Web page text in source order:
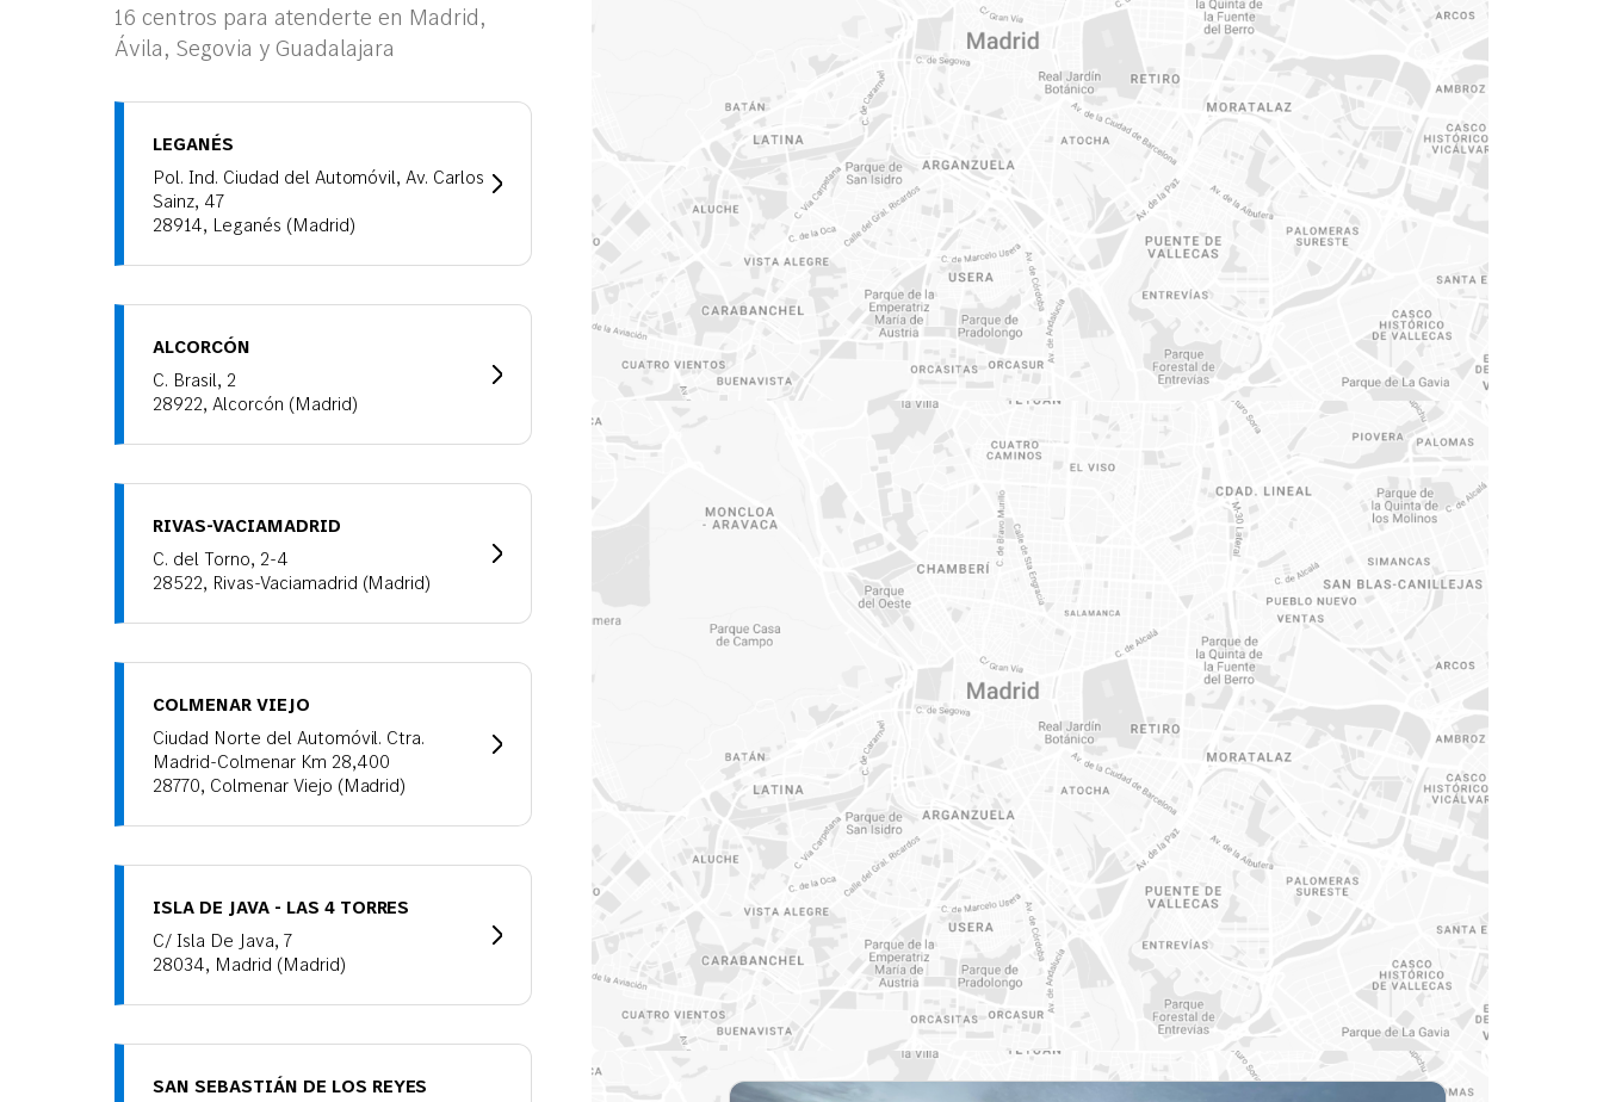
16 centros para atenderte en Madrid,
Ávila, Segovia y Guadalajara
LEGANÉS
Pol. Ind. Ciudad del Automóvil, Av. Carlos
Sainz, 47
28914, Leganés (Madrid)
ALCORCÓN
C. Brasil, 2
28922, Alcorcón (Madrid)
RIVAS-VACIAMADRID
C. del Torno, 2-4
28522, Rivas-Vaciamadrid (Madrid)
COLMENAR VIEJO
Ciudad Norte del Automóvil. Ctra.
Madrid-Colmenar Km 28,400
28770, Colmenar Viejo (Madrid)
ISLA DE JAVA - LAS 4 TORRES
C/ Isla De Java, 7
28034, Madrid (Madrid)
SAN SEBASTIÁN DE LOS REYES